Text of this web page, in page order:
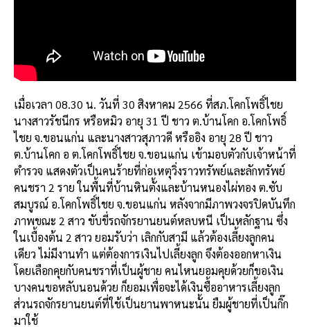
เมื่อเวลา 08.30 น. วันที่ 30 สิงหาคม 2566 ที่สภ.โคกโพธิ์ไชย
นางสาวรัชนีกร หรือหมิว อายุ 31 ปี ชาว ต.บ้านโคก อ.โคกโพธิ์
ไชย จ.ขอนแก่น และนางสาวสุภาวดี หรืออิง อายุ 28 ปี ชาว
ต.บ้านโคก อ ต.โคกโพธิ์ไชย จ.ขอนแก่น เข้ามอบตัวกับเจ้าหน้าที่
ตำรวจ แสดงตัวเป็นคนร้ายที่ก่อเหตุวิ่งราวทรัพย์และลักทรัพย์
คนชรา 2 ราย ในพื้นที่บ้านหินตั้งและบ้านหนองไผ่ทอง ต.ซับ
สมบูรณ์ อ.โคกโพธิ์ไชย จ.ขอนแก่น หลังจากมีภาพวงจรปิดบันทึก
ภาพขณะ 2 สาว ขับขี่รถจักรยานยนต์หลบหนี เป็นหลักฐาน ซึ่ง
ในเบื้องต้น 2 สาว ยอมรับว่า เลิกกับสามี แล้วต้องเลี้ยงลูกคน
เดียว ไม่มีงานทำ แต่ต้องการเงินไปเลี้ยงลูก จึงต้องออกหาเงิน
โดยเลือกคุยกับคนชราที่เป็นผู้ชาย คนไหนยอมคุยด้วยก็ขอเงิน
บางคนขอหลับนอนด้วย ก็ยอมเพื่อจะได้เงินซื้ออาหารเลี้ยงลูก
ส่วนรถจักรยานยนต์ที่ใช้เป็นยานพาหนะนั้น ยืมผู้ชายที่เป็นกิ๊ก
มาใช้